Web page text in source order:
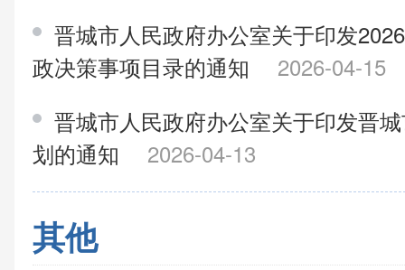
晋城市人民政府办公室关于印发
政决策事项目录的通知
2026-04-15
晋城市人民政府办公室关于印发晋
划的通知
2026-04-13
其他